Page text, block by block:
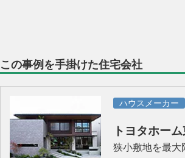
この事例を手掛けた住宅会社
ハウスメーカー
トヨタホー
狭小敷地を最大